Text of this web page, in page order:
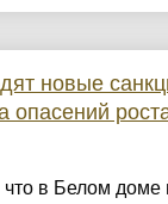
новые
опасений
что в Белом доме